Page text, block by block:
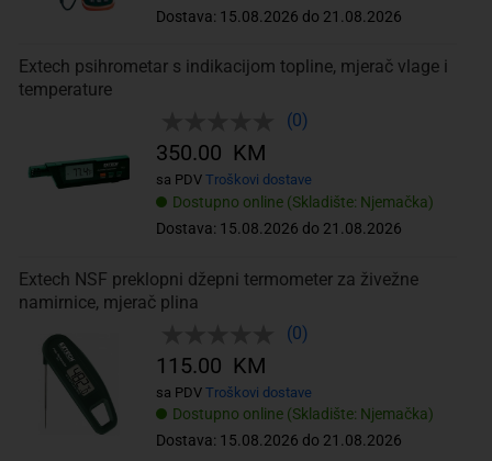
Dostava: 15.08.2026 do 21.08.2026
Extech psihrometar s indikacijom topline, mjerač vlage i
temperature
(0)
Dostupno online (Skladište: Njemačka)
Dostava: 15.08.2026 do 21.08.2026
350.00 KM
sa PDV Troškovi dostave
Extech NSF preklopni džepni termometer za živežne
namirnice, mjerač plina
(0)
Dostupno online (Skladište: Njemačka)
Dostava: 15.08.2026 do 21.08.2026
115.00 KM
sa PDV Troškovi dostave